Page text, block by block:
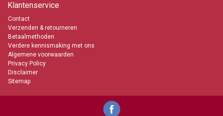
Klantenservice
Contact
Verzenden & retourneren
Betaalmethoden
Verdere kennismaking met ons
Algemene voorwaarden
Privacy Policy
Disclaimer
Sitemap